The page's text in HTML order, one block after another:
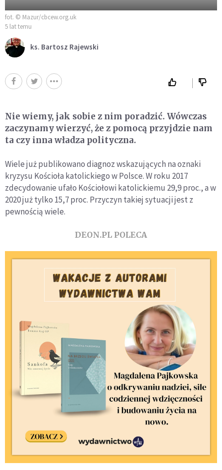
fot. © Mazur/cbcew.org.uk
5 lat temu
ks. Bartosz Rajewski
Nie wiemy, jak sobie z nim poradzić. Wówczas
zaczynamy wierzyć, że z pomocą przyjdzie nam
ta czy inna władza polityczna.
Wiele już publikowano diagnoz wskazujących na oznaki
kryzysu Kościoła katolickiego w Polsce. W roku 2017
zdecydowanie ufało Kościołowi katolickiemu 29,9 proc., a w
2020 już tylko 15,7 proc. Przyczyn takiej sytuacji jest z
pewnością wiele.
DEON.PL POLECA